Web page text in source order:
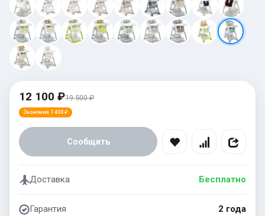
12 100 ₽19 500 ₽
Экономия 7 400 ₽
Сообщить
Доставка Бесплатно
Гарантия 2 года